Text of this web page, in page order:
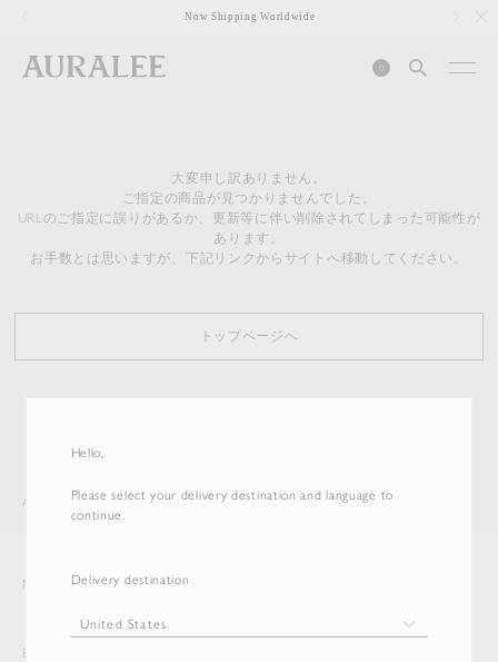
Hello,
Please select your delivery destination and language to
continue.
Delivery destination
Now Shipping Worldwide
0
大変申し訳ありません。
ご指定の商品が見つかりませんでした。
URLのご指定に誤りがあるか、更新等に伴い削除されてしまった可能性が
あります。
お手数とは思いますが、下記リンクからサイトへ移動してください。
トップページへ
AURALEE ITEM
Newsletter